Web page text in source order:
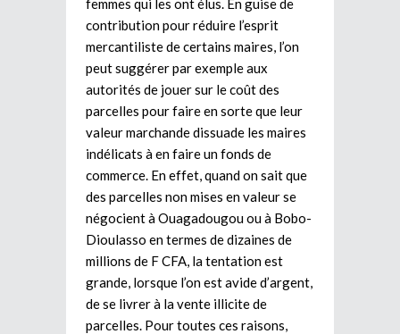
contribution pour réduire l’esprit
mercantiliste de certains maires, l’on
peut suggérer par exemple aux
autorités de jouer sur le coût des
parcelles pour faire en sorte que leur
valeur marchande dissuade les maires
indélicats à en faire un fonds de
commerce. En effet, quand on sait que
des parcelles non mises en valeur se
négocient à Ouagadougou ou à Bobo-
Dioulasso en termes de dizaines de
millions de F CFA, la tentation est
grande, lorsque l’on est avide d’argent,
de se livrer à la vente illicite de
parcelles. Pour toutes ces raisons,